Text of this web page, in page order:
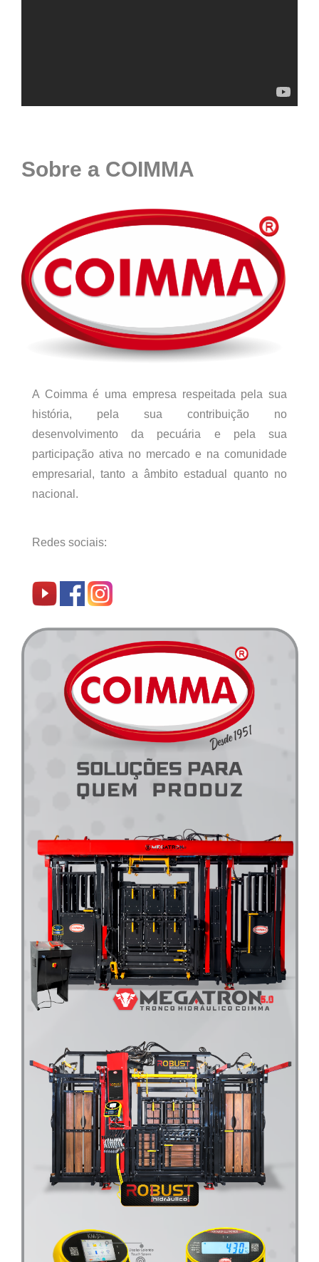
Sobre a COIMMA
A Coimma é uma empresa respeitada pela sua
história, pela sua contribuição no
desenvolvimento da pecuária e pela sua
participação ativa no mercado e na comunidade
empresarial, tanto a âmbito estadual quanto no
nacional.
Redes sociais: